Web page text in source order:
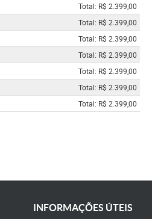
Total: R$ 2.399,00
Total: R$ 2.399,00
Total: R$ 2.399,00
Total: R$ 2.399,00
Total: R$ 2.399,00
Total: R$ 2.399,00
Total: R$ 2.399,00
INFORMAÇÕES ÚTEIS